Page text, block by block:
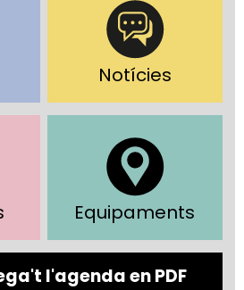
Notícies
Equipaments
l'agenda en PDF